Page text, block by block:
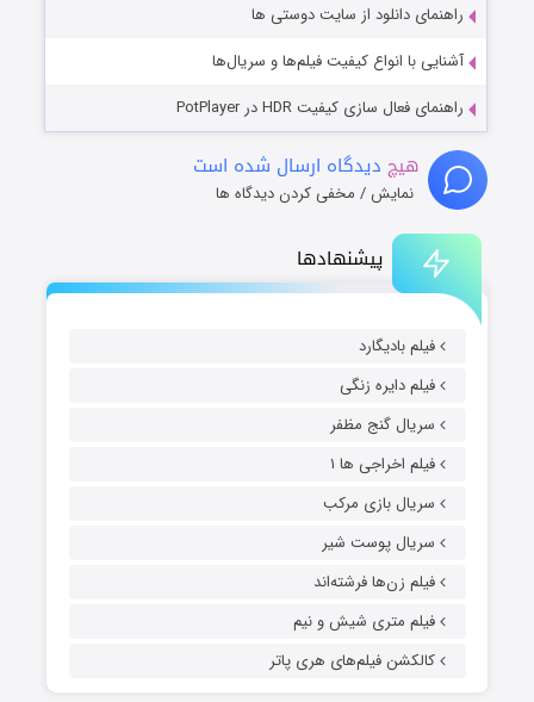
پیشنهادها
فیلم بادیگارد
فیلم دایره زنگی
سریال گنج مظفر
فیلم اخراجی ها ۱
سریال بازی مرکب
سریال پوست شیر
فیلم زن‌ها فرشته‌اند
فیلم متری شیش و نیم
کالکشن فیلم‌های هری پاتر
راهنمای دانلود از سایت دوستی ها
آشنایی با انواع کیفیت فیلم‌ها و سریال‌ها
راهنمای فعال سازی کیفیت HDR در PotPlayer
هیچ دیدگاه ارسال شده است
نمایش / مخفی کردن دیدگاه ها